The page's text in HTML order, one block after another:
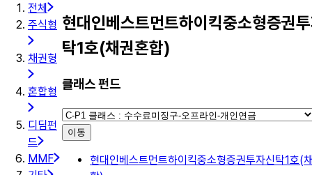
전체
주식형
채권형
혼합형
디딤펀
드
MMF
현대인베스트먼트하이킥중소형증권
탁1호(채권혼합)
클래스 펀드
이동
현대인베스트먼트하이킥중소형증권투자신탁1호(